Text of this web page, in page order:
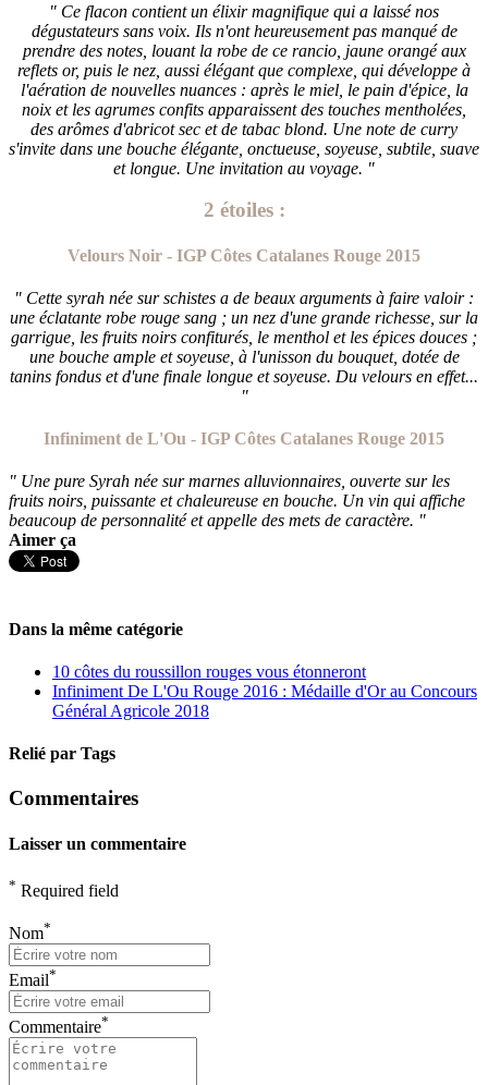
" Ce flacon contient un élixir magnifique qui a laissé nos
dégustateurs sans voix. Ils n'ont heureusement pas manqué de
prendre des notes, louant la robe de ce rancio, jaune orangé aux
reflets or, puis le nez, aussi élégant que complexe, qui développe à
l'aération de nouvelles nuances : après le miel, le pain d'épice, la
noix et les agrumes confits apparaissent des touches mentholées,
des arômes d'abricot sec et de tabac blond. Une note de curry
s'invite dans une bouche élégante, onctueuse, soyeuse, subtile, suave
et longue. Une invitation au voyage. "
2 étoiles :
Velours Noir - IGP Côtes Catalanes Rouge 2015
" Cette syrah née sur schistes a de beaux arguments à faire valoir :
une éclatante robe rouge sang ; un nez d'une grande richesse, sur la
garrigue, les fruits noirs confiturés, le menthol et les épices douces ;
une bouche ample et soyeuse, à l'unisson du bouquet, dotée de
tanins fondus et d'une finale longue et soyeuse. Du velours en effet...
"
Infiniment de L'Ou - IGP Côtes Catalanes Rouge 2015
" Une pure Syrah née sur marnes alluvionnaires, ouverte sur les
fruits noirs, puissante et chaleureuse en bouche. Un vin qui affiche
beaucoup de personnalité et appelle des mets de caractère. "
Aimer ça
Dans la même catégorie
10 côtes du roussillon rouges vous étonneront
Infiniment De L'Ou Rouge 2016 : Médaille d'Or au Concours
Général Agricole 2018
Relié par Tags
Commentaires
Laisser un commentaire
* Required field
Nom*
Email*
Commentaire*